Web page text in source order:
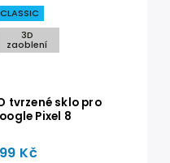
CLASSIC
3D
zaoblení
tvrzené sklo pro
Pixel 8
Kč